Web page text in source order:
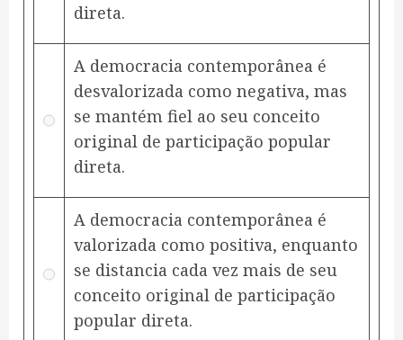
direta.
A democracia contemporânea é
desvalorizada como negativa, mas
se mantém fiel ao seu conceito
original de participação popular
direta.
A democracia contemporânea é
valorizada como positiva, enquanto
se distancia cada vez mais de seu
conceito original de participação
popular direta.